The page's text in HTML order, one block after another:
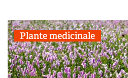
Plante medicinale